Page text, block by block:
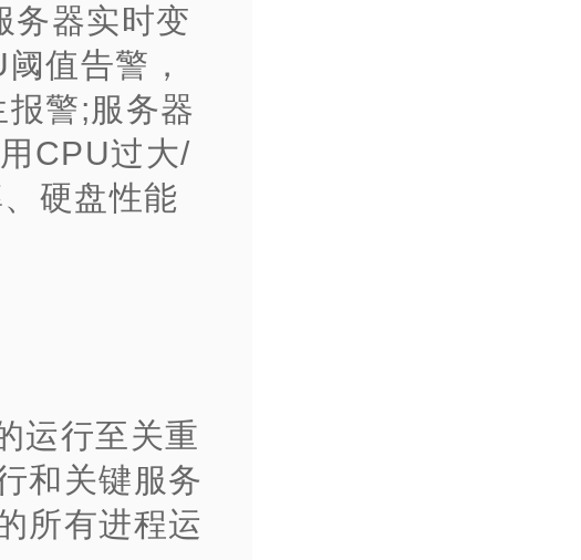
务器实时变
值告警，
警;服务器
CPU过大/
硬盘性能
运行至关重
和关键服务
所有进程运